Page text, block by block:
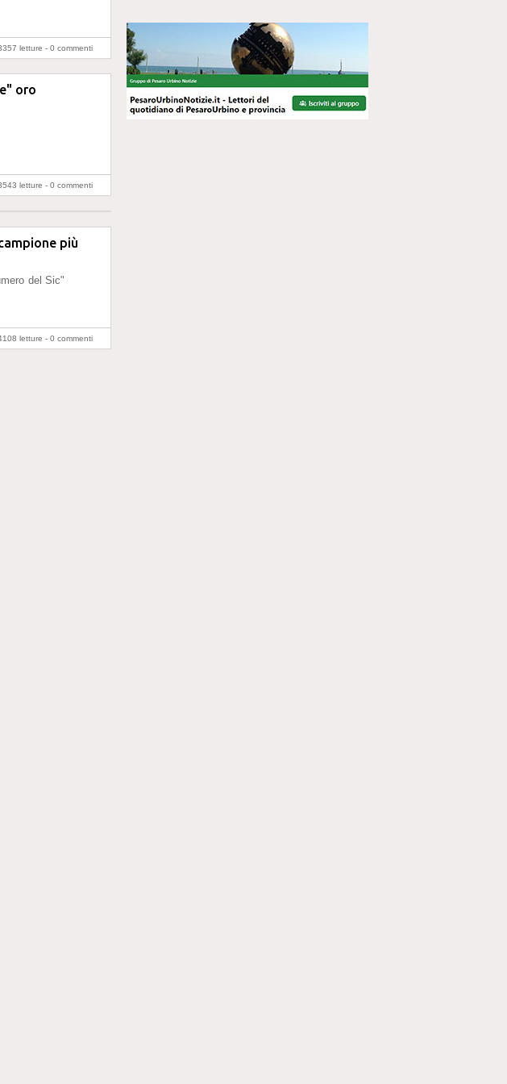
letture - 0 commenti
oro
letture - 0 commenti
più
del Sic"
letture - 0 commenti